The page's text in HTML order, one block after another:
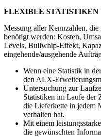
FLEXIBLE STATISTIKEN
Messung aller Kennzahlen,
benötigt werden: Kosten,
Levels, Bullwhip-Effekt,
eingehende/ausgehende
Wenn eine Statistik in
den ALX-
Untersuchung zur
Statistiken im Laufe der
die Lieferkette in jedem
verhalten hat.
Mit einem
die gewünschten